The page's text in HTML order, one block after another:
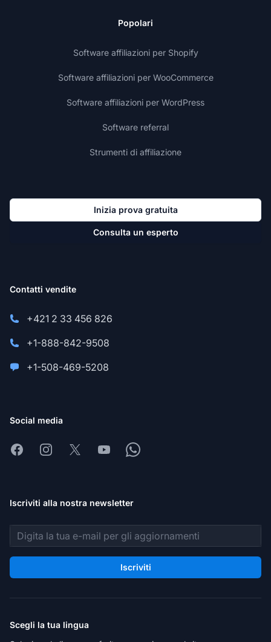
Popolari
Software affiliazioni per Shopify
Software affiliazioni per WooCommerce
Software affiliazioni per WordPress
Software referral
Strumenti di affiliazione
Inizia prova gratuita
Consulta un esperto
Contatti vendite
+421 2 33 456 826
+1-888-842-9508
+1-508-469-5208
Social media
FacebookInstagram
X YoutubeWhatsapp
Iscriviti alla nostra newsletter
Indirizzo email
Iscriviti
Scegli la tua lingua